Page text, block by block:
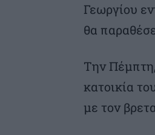
Γεωργίου
θα
Την
κατοικία
με τον